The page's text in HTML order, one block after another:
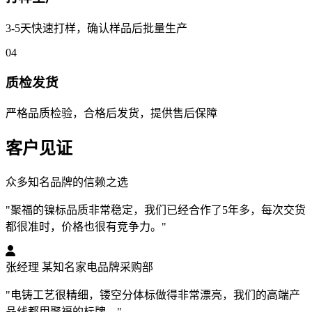
3-5天快速打样，确认样品后批量生产
04
质检发货
严格品质检验，合格后发货，提供售后保障
客户见证
众多知名品牌的信赖之选
"聚福的镍标品质非常稳定，我们已经合作了5年多，每次交货
都很准时，价格也很有竞争力。"
张经理 某知名家电品牌采购部
"电铸工艺很精细，镂空分体标做得非常漂亮，我们的高端产